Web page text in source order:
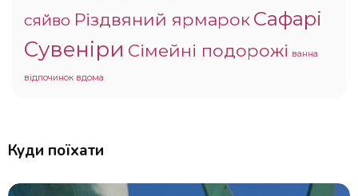
сяйво Різдвяний ярмарокСафарі
Сувеніри Сімейні подорожі ванна
відпочинок вдома
Куди поїхати